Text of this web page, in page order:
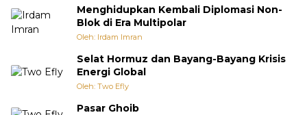
Menghidupkan Kembali Diplomasi Non-
Blok di Era Multipolar
Oleh: Irdam Imran
Selat Hormuz dan Bayang-Bayang Krisis
Energi Global
Oleh: Two Efly
Pasar Ghoib